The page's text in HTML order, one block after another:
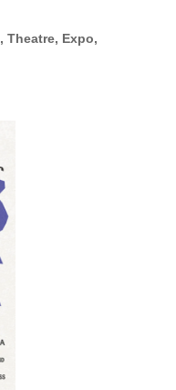
Theatre, Expo,